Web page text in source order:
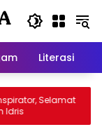
Literasi
Selamat